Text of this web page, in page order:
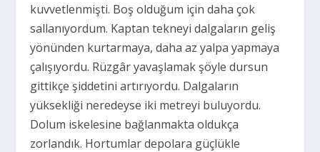
kuvvetlenmişti. Boş olduğum için daha çok
sallanıyordum. Kaptan tekneyi dalgaların geliş
yönünden kurtarmaya, daha az yalpa yapmaya
çalışıyordu. Rüzgâr yavaşlamak şöyle dursun
gittikçe şiddetini artırıyordu. Dalgaların
yüksekliği neredeyse iki metreyi buluyordu.
Dolum iskelesine bağlanmakta oldukça
zorlandık. Hortumlar depolara güçlükle